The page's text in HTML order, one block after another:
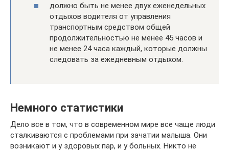
должно быть не менее двух еженедельных
отдыхов водителя от управления
транспортным средством общей
продолжительностью не менее 45 часов и
не менее 24 часа каждый, которые должны
следовать за ежедневным отдыхом.
Немного статистики
Дело все в том, что в современном мире все чаще люди
сталкиваются с проблемами при зачатии малыша. Они
возникают и у здоровых пар, и у больных. Никто не